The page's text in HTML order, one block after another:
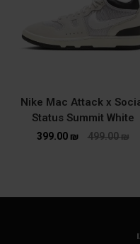
Nike Mac Attack x
Status Summit White
499.00₪
399.00 ₪